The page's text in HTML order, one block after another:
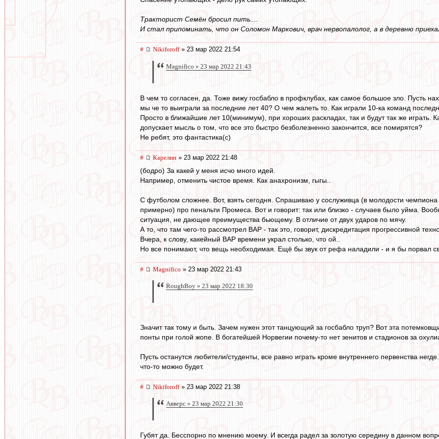
Тракторист Семён бросил пить....
И стал припоминать, что он Соломон Маркович, врач нервопалолог, а в деревню
# Nikiforoff» 23 мар 2022 21:54
Magnifico » 23 мар 2022 21:43
В чем то согласен, да. Тоже вижу госбабло в профклубах, как самое большое зло. Пусть
мы че то выиграли за последние лет 40? О чем жалеть то. Как играли 10-ка команд
Просто в ближайшие лет 10(минимум), при хороших раскладах, так и будут так же играть.
допускает мысль о том, что все это быстро безболезненно закончится, все помирятся?
Не ребят, это фантастика(с)
# Карелин » 23 мар 2022 21:48
(бодро) За какей у меня исчо много идей.
Например, отменить чистое время. Как анахронизм, гыгы..
С футболом сложнее. Вот, взять сегодня. Спрашиваю у сослуживца (в молодости
примерно) про пенальти Промеса. Вот и говорит: так или близко - случаев было уйма.
ситуация, не дающее преимущества бьющему. В отличие от двух ударов по мячу.
А то, что там чего-то рассмотрел ВАР - так это, говорит, дискредитация прогрессивной
Вчера, к слову, какейный ВАР времени украл столько, что ой..
Но все понимают, что вещь необходимая. Ещё бы звук от рефа наладили - и я бы порвал
# Magnifico » 23 мар 2022 21:43
RoughBoy » 23 мар 2022 18:30
Значит так тому и быть. Зачем нужен этот танцующий за госбабло труп? Вот эта
понты при голой жопе. В богатейшей Норвегии почему-то нет зенитов и стадионов за
Пусть останутся любители/студенты, все равно играть кроме внутреннего первенства
что-то можно будет.
# Nikiforoff» 23 мар 2022 21:38
Авверс » 23 мар 2022 21:30
Губят да. Бесспорно по мнению моему. И всегда радел за золотую середину в данном